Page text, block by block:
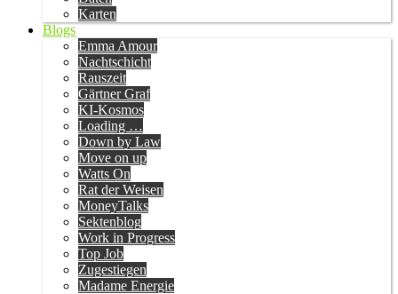
Karten
Blogs
Emma Amour
Nachtschicht
Rauszeit
Gärtner Graf
KI-Kosmos
Loading …
Down by Law
Move on up
Watts On
Rat der Weisen
MoneyTalks
Sektenblog
Work in Progress
Top Job
Zugestiegen
Madame Energie